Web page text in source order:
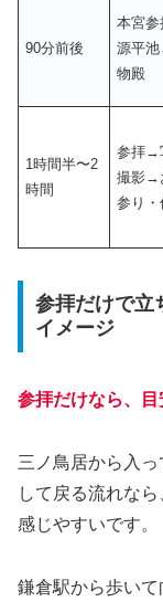
90分前後
本宮
源平
物殿
1時間半〜2
時間
参拝→
撮影→
参り・
参拝だけで立
イメージ
参拝だけなら、目
三ノ鳥居から入
して戻る流れな
感じやすいです。
鎌倉駅から歩い